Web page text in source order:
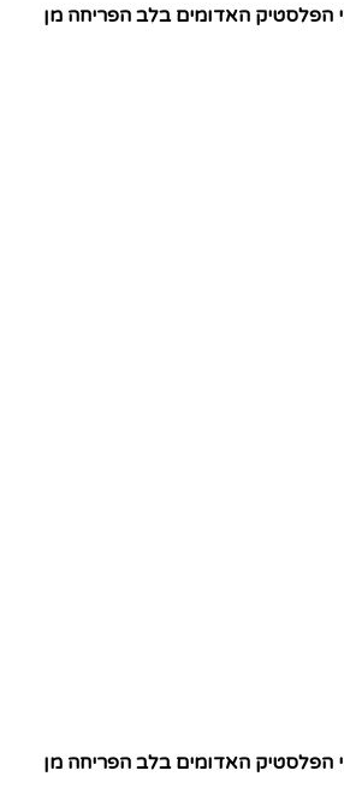
הפלסטיק האדומים בלב הפריחה מן
הפלסטיק האדומים בלב הפריחה מן